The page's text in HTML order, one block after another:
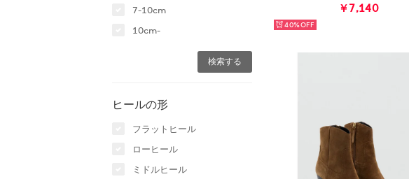
7-10cm
10cm-
ヒールの形
フラットヒール
ローヒール
ミドルヒール
￥7,140
40%